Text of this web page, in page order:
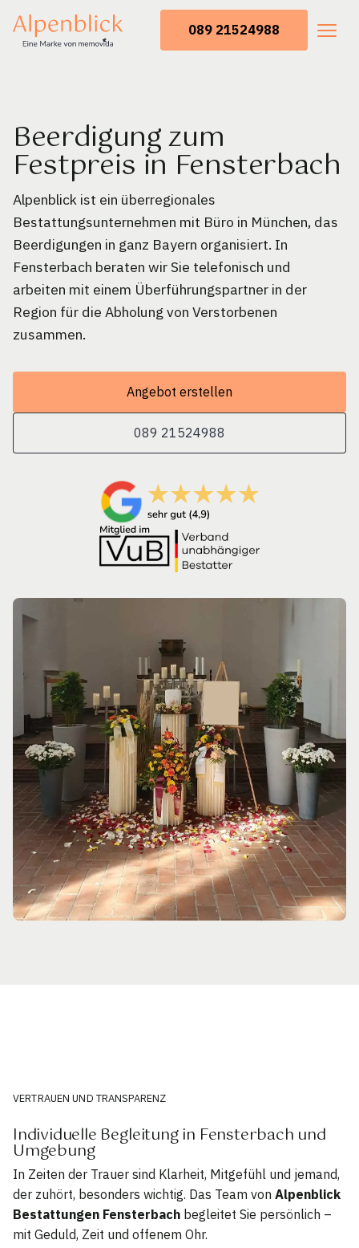
089 21524988
Beerdigung zum
Festpreis in Fensterbach
Alpenblick ist ein überregionales
Bestattungsunternehmen mit Büro in München, das
Beerdigungen in ganz Bayern organisiert. In
Fensterbach beraten wir Sie telefonisch und
arbeiten mit einem Überführungspartner in der
Region für die Abholung von Verstorbenen
zusammen.
Angebot erstellen
089 21524988
VERTRAUEN UND TRANSPARENZ
Individuelle Begleitung in Fensterbach und
Umgebung
In Zeiten der Trauer sind Klarheit, Mitgefühl und jemand,
der zuhört, besonders wichtig. Das Team von Alpenblick
Bestattungen Fensterbach begleitet Sie persönlich –
mit Geduld, Zeit und offenem Ohr.